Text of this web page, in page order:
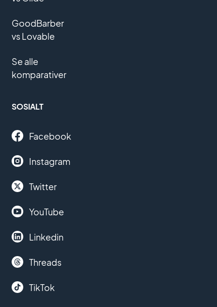
GoodBarber
vs Lovable
Se alle
komparativer
SOSIALT
Facebook
Instagram
Twitter
YouTube
Linkedin
Threads
TikTok